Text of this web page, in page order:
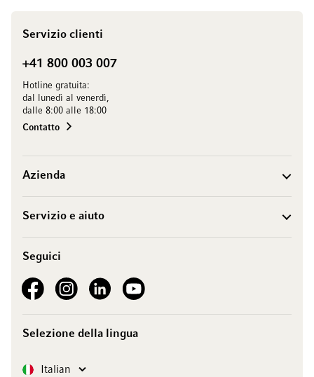
Servizio clienti
+41 800 003 007
Hotline gratuita:
dal lunedì al venerdì,
dalle 8:00 alle 18:00
Contatto
Azienda
Servizio e aiuto
Seguici
See our FacebookSee our Instagram account
See our LinkedInSee our YouTube channel
Selezione della lingua
Lingua Italian